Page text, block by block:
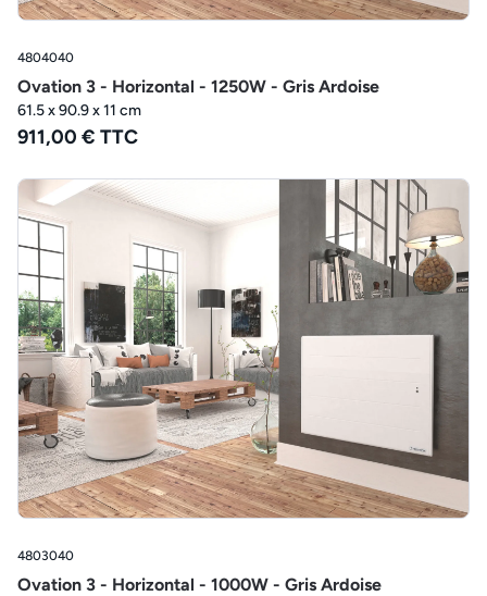
4804040
Ovation 3 - Horizontal - 1250W - Gris Ardoise
61.5 x 90.9 x 11 cm
911,00 € TTC
4803040
Ovation 3 - Horizontal - 1000W - Gris Ardoise